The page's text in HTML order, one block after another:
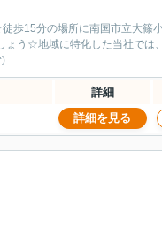
歩15分の場所に南国市立大篠
う☆地域に特化した当社では
詳細
詳細を見る